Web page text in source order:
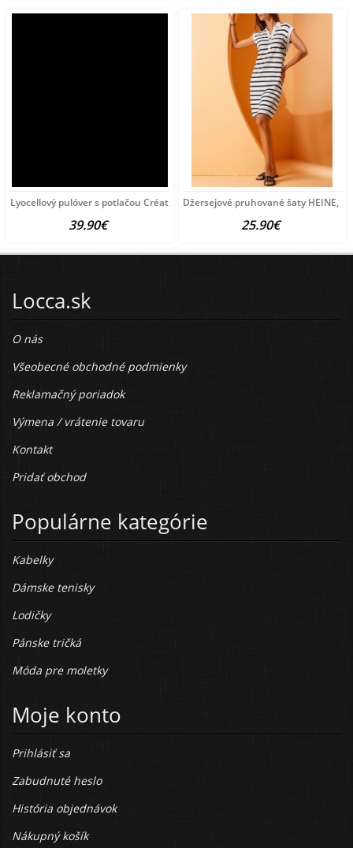
Lyocellový pulóver s potlačou Création
39.90€
Džersejové pruhované šaty HEINE,
25.90€
Locca.sk
O nás
Všeobecné obchodné podmienky
Reklamačný poriadok
Výmena / vrátenie tovaru
Kontakt
Pridať obchod
Populárne kategórie
Kabelky
Dámske tenisky
Lodičky
Pánske tričká
Móda pre moletky
Moje konto
Prihlásiť sa
Zabudnuté heslo
História objednávok
Nákupný košík